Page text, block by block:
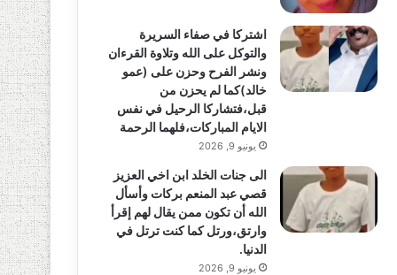
اشتركا في صفاء السريرة
والتوكل على الله وتلاوة القرءان
ونشر الفرح وحزن على (عمو
خالد)كما لم يحزن من
قبل،فتشاركا الرحيل في نفس
الايام المباركات،فلهما الرحمة
يونيو 9, 2026
الى جنات الخلد ابن اخي العزيز
قصي عبد المنعم بركات وأسأل
الله أن تكون ممن يقال لهم إقرأ
وارتق،ورتل كما كنت ترتل في
الدنيا.
يونيو 9, 2026